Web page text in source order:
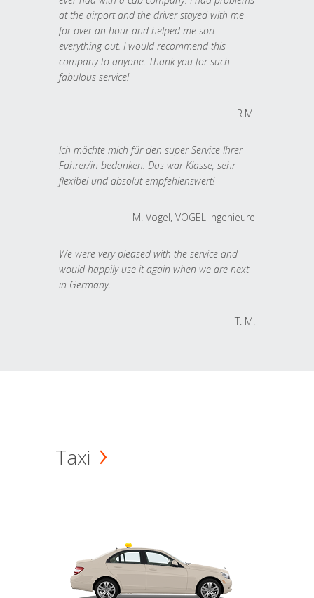
at the airport and the driver stayed with me
for over an hour and helped me sort
everything out. I would recommend this
company to anyone. Thank you for such
fabulous service!
R.M.
Ich möchte mich für den super Service Ihrer
Fahrer/in bedanken. Das war Klasse, sehr
flexibel und absolut empfehlenswert!
M. Vogel, VOGEL Ingenieure
We were very pleased with the service and
would happily use it again when we are next
in Germany.
T. M.
Taxi